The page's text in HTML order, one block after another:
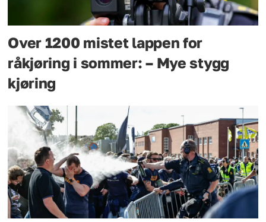
Over 1200 mistet lappen for
råkjøring i sommer: – Mye stygg
kjøring